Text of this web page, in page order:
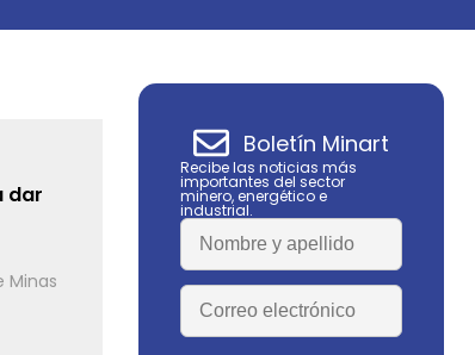
dar
Minas
Boletín Minart
Recibe las noticias más
importantes del sector
minero, energético e
industrial.